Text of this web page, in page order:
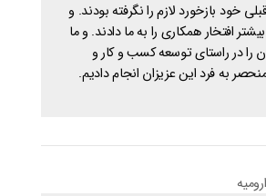
خود بازخورد لازم را نگرفته بودند. و
افتخار همکاری را به ما دادند. و ما
را در راستای توسعه کسب و کار و
به فرد این عزیزان انجام دادیم.